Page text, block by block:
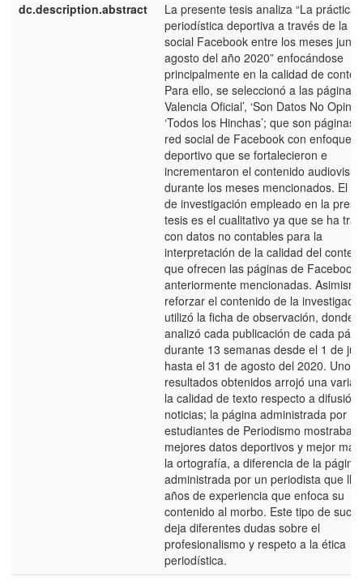
dc.description.abstract
La presente tesis analiza “La práctica
periodística deportiva a través de la
social Facebook entre los meses
agosto del año 2020” enfocándose
principalmente en la calidad de
Para ello, se seleccionó a las páginas
Valencia Oficial’, ‘Son Datos No
‘Todos los Hinchas’; que son páginas
red social de Facebook con enfoque
deportivo que se fortalecieron e
incrementaron el contenido
durante los meses mencionados. El
de investigación empleado en la
tesis es el cualitativo ya que se ha
con datos no contables para la
interpretación de la calidad del
que ofrecen las páginas de Facebook
anteriormente mencionadas.
reforzar el contenido de la
utilizó la ficha de observación, donde
analizó cada publicación de cada
durante 13 semanas desde el 1 de
hasta el 31 de agosto del 2020. Uno
resultados obtenidos arrojó una
la calidad de texto respecto a difusión
noticias; la página administrada por
estudiantes de Periodismo mostraba
mejores datos deportivos y mejor
la ortografía, a diferencia de la página
administrada por un periodista que
años de experiencia que enfoca su
contenido al morbo. Este tipo de
deja diferentes dudas sobre el
profesionalismo y respeto a la ética
periodística.